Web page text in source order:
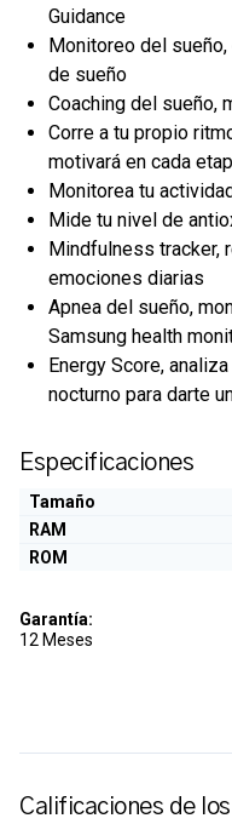
Guidance
Monitoreo del
de sueño
Coaching del sueño,
Corre a tu propio
motivará en cada
Monitorea tu
Mide tu nivel de
Mindfulness tracker,
emociones diarias
Apnea del sueño,
Samsung health
Energy Score,
nocturno para darte
Especificaciones
Tamaño
RAM
ROM
Garantía:
12 Meses
Calificaciones de